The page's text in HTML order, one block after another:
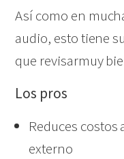
Así como en
audio, esto tiene
que revisarmuy
Los pros
Reduces
externo